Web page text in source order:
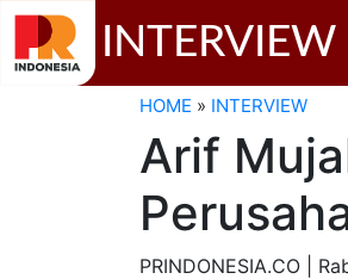
INTERVIEW
HOME » INTERVIEW
Arif
PRINDONESIA.CO |